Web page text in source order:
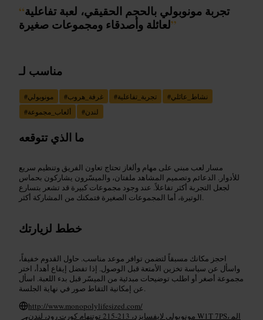
“تجربة مونوبولي بالحجم الحقيقي، لعبة تفاعلية
لعائلة وأصدقاء ومجموعات صغيرة”
مناسب لـ
#مونوبولي #غرفة_هروب #تجربة_تفاعلية #نشاط_عائلي
#ألعاب_مجموعة #لندن
ما الذي تتوقعه
مسار لعب مبني على مهام وألغاز تحتاج تعاون الفريق وتنظيم سريع
للأدوار. الدعائم وتصميم المشاهد ملفتان، والميسّرون يشاركون بحماس
لجعل التجربة أكثر تفاعلاً. عند وجود مجموعات كبيرة قد تشعر بتسارع
الوتيرة، أما المجموعات الصغيرة فتمكنك من المشاركة أكثر.
خطط لزيارتك
احجز مكانك مسبقاً لتضمن توافر موعد مناسب. حاول القدوم خفيفاً،
واسأل عن سياسة تخزين الأمتعة قبل الوصول. إذا تفضل إيقاع أهدأ، اختر
مجموعة أصغر أو اطلب توضيحات مبدئية من الميسّر قبل بدء اللعبة. اسأل
عن إمكانية التقاط صور في نهاية الجلسة.
http://www.monopolylifesized.com/
مونوبولي لايفسايزد، 213-215 توتنهام كورت رود، لندن W1T 7PS، الم